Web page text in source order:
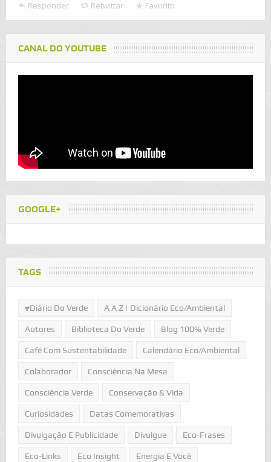
Responder Retwittar Favorito
CANAL DO YOUTUBE
GOOGLE+
TAGS
#Diário Do Verde A A Z | Dicionário Eco/Ambiental
Autores Biblioteca Do Verde Blog 100% Verde
Café Com Sustentabilidade Calendário Eco/Ambiental
Colaborador Consciência Na Mesa
Consciência Verde Conservação & Vida
Curiosidades Datas Comemorativas
Divulgação E Publicidade Divulgue Eco-Frases
Eco-Links Eco Insight Energia E Você